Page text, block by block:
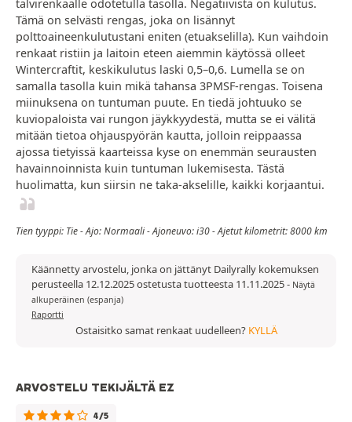
talvirenkaalle odotetulla tasolla. Negatiivista on kulutus.
Tämä on selvästi rengas, joka on lisännyt
polttoaineenkulutustani eniten (etuakselilla). Kun vaihdoin
renkaat ristiin ja laitoin eteen aiemmin käytössä olleet
Wintercraftit, keskikulutus laski 0,5–0,6. Lumella se on
samalla tasolla kuin mikä tahansa 3PMSF-rengas. Toisena
miinuksena on tuntuman puute. En tiedä johtuuko se
kuviopaloista vai rungon jäykkyydestä, mutta se ei välitä
mitään tietoa ohjauspyörän kautta, jolloin reippaassa
ajossa tietyissä kaarteissa kyse on enemmän seurausten
havainnoinnista kuin tuntuman lukemisesta. Tästä
huolimatta, kun siirsin ne taka-akselille, kaikki korjaantui.
Tien tyyppi: Tie - Ajo: Normaali - Ajoneuvo: i30 - Ajetut kilometrit: 8000 km
Käännetty arvostelu, jonka on jättänyt Dailyrally kokemuksen
perusteella 12.12.2025 ostetusta tuotteesta 11.11.2025- Näytä
alkuperäinen (espanja)
Raportti
Ostaisitko samat renkaat uudelleen? KYLLÄ
ARVOSTELU TEKIJÄLTÄ EZ
4/5